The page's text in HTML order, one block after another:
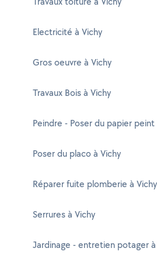
Electricité à Vichy
Gros oeuvre à Vichy
Travaux Bois à Vichy
Peindre - Poser du papier peint
Poser du placo à Vichy
Réparer fuite plomberie à Vichy
Serrures à Vichy
Jardinage - entretien potager à